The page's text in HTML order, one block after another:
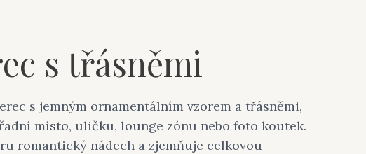
s třásněmi
s jemným ornamentálním vzorem a třásněmi,
místo, uličku, lounge zónu nebo foto koutek.
romantický nádech a zjemňuje celkovou